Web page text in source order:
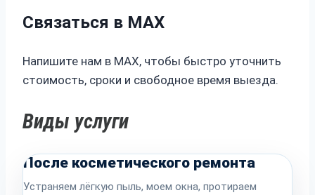
Связаться в MAX
Напишите нам в MAX, чтобы быстро уточнить
стоимость, сроки и свободное время выезда.
Виды услуги
После косметического ремонта
Устраняем лёгкую пыль, моем окна, протираем